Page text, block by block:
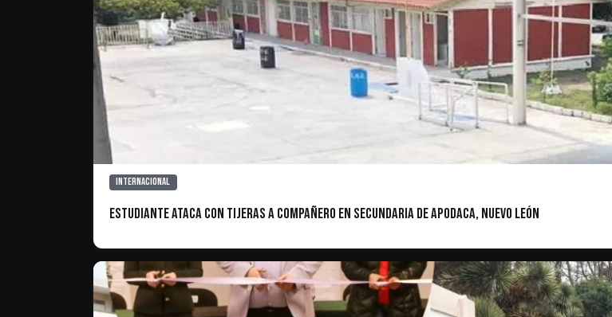
Internacional
Estudiante Ataca con Tijeras a Compañero en Secundaria de Apodaca, Nuevo León